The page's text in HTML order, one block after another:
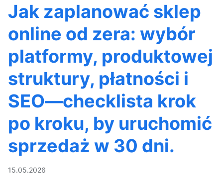
Jak zaplanować sklep
online od zera: wybór
platformy, produktowej
struktury, płatności i
SEO—checklista krok
po kroku, by uruchomić
sprzedaż w 30 dni.
15.05.2026